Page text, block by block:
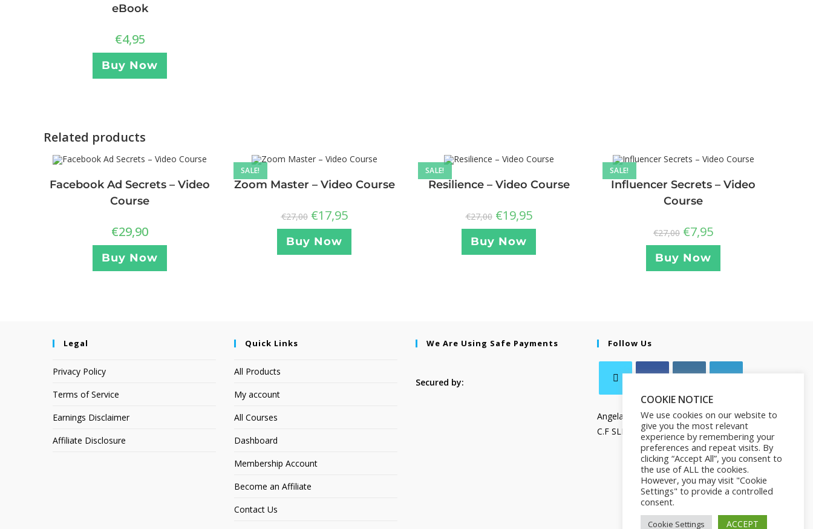
eBook
€4,95
Buy Now
Related products
Facebook Ad Secrets – Video
Course
€29,90
Buy Now
SALE!
Zoom Master – Video Course
€27,00 €17,95
Buy Now
SALE!
Resilience – Video Course
€27,00 €19,95
Buy Now
SALE!
Influencer Secrets – Video
Course
€27,00 €7,95
Buy Now
Legal
Privacy Policy
Terms of Service
Earnings Disclaimer
Affiliate Disclosure
Quick Links
All Products
My account
All Courses
Dashboard
Membership Account
Become an Affiliate
Contact Us
We Are Using Safe Payments
Secured by:
Follow Us
Angela Salamanca
C.F SLMNGL73T41Z133X
COOKIE NOTICE
We use cookies on our website to
give you the most relevant
experience by remembering your
preferences and repeat visits. By
clicking “Accept All”, you consent to
the use of ALL the cookies.
However, you may visit "Cookie
Settings" to provide a controlled
consent.
Cookie Settings ACCEPT